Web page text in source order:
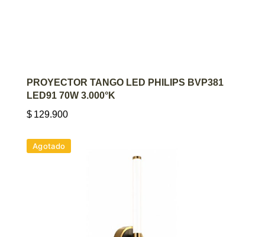
AGREGAR AL CARRITO
PROYECTOR TANGO LED PHILIPS BVP381
LED91 70W 3.000°K
$ 129.900
Agotado